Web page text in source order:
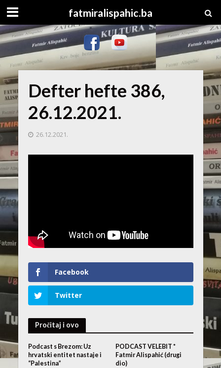
fatmiralispahic.ba
Defter hefte 386,
26.12.2021.
26.12.2021.
Facebook
Twitter
Pročitaj i ovo
Podcast s Brezom: Uz
hrvatski entitet nastaje i
“Palestina”
PODCAST VELEBIT *
Fatmir Alispahić (drugi
dio)